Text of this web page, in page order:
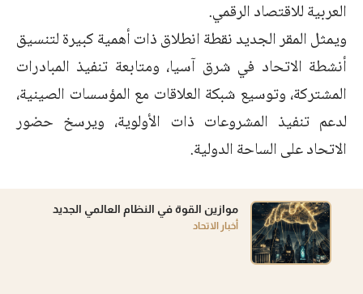
العربية للاقتصاد الرقمي.
ويمثل المقر الجديد نقطة انطلاق ذات أهمية كبيرة لتنسيق
أنشطة الاتحاد في شرق آسيا، ومتابعة تنفيذ المبادرات
المشتركة، وتوسيع شبكة العلاقات مع المؤسسات الصينية،
لدعم تنفيذ المشروعات ذات الأولوية، ويرسخ حضور
الاتحاد على الساحة الدولية.
موازين القوة في النظام العالمي الجديد
أخبار الاتحاد